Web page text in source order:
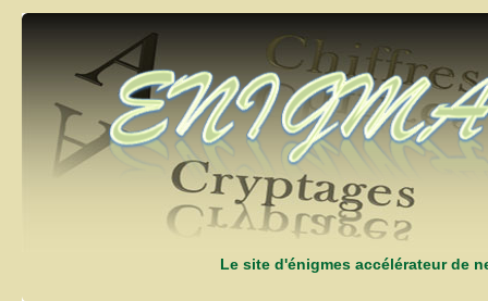
Le site d'énigmes accélérateur de